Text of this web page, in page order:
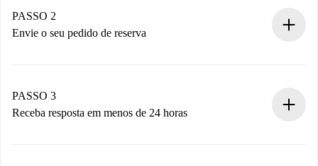
Você tem todas as informações necessárias
antecipadamente.
PASSO 2
Envie o seu pedido de reserva
Não cobramos nada até que o proprietário confirme.
PASSO 3
Receba resposta em menos de 24 horas